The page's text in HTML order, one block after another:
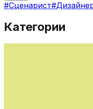
Разбираюсь в
#Сценарист#
Категории